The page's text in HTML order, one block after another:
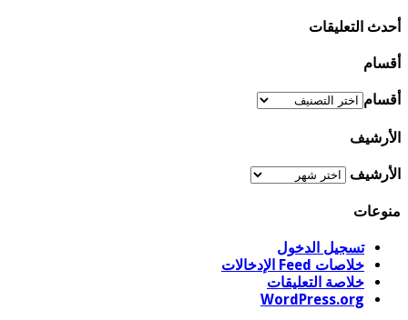
أحدث التعليقات
أقسام
أقسام
الأرشيف
الأرشيف
منوعات
تسجيل الدخول
خلاصات Feed الإدخالات
خلاصة التعليقات
WordPress.org